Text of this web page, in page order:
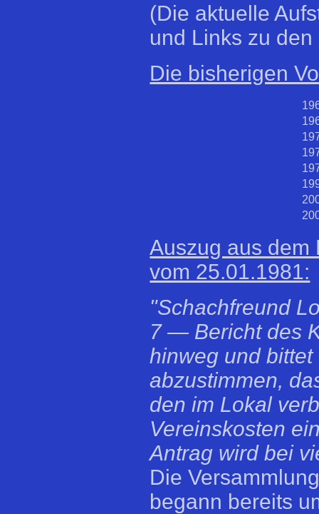
(Die aktuelle
und Links zu
Die bisherigen
Auszug aus dem
vom 25.01.1981:
"Schachfreund
7 — Bericht des
hinweg und
abzustimmen,
den im Lokal
Vereinskosten
Antrag wird bei
Die
begann bereits